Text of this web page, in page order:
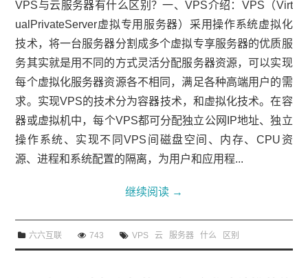
VPS与云服务器有什么区别？一、VPS介绍：VPS（Virt
ualPrivateServer虚拟专用服务器）采用操作系统虚拟化
技术，将一台服务器分割成多个虚拟专享服务器的优质服
务其实就是用不同的方式灵活分配服务器资源，可以实现
每个虚拟化服务器资源各不相同，满足各种高端用户的需
求。实现VPS的技术分为容器技术，和虚拟化技术。在容
器或虚拟机中，每个VPS都可分配独立公网IP地址、独立
操作系统、实现不同VPS间磁盘空间、内存、CPU资
源、进程和系统配置的隔离，为用户和应用程...
继续阅读 →
六六互联 743 VPS 云 服务器 什么 区别